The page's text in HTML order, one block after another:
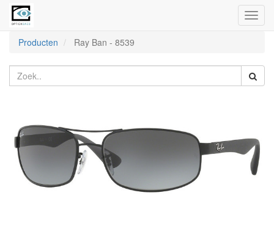
Producten
Ray Ban - 8539